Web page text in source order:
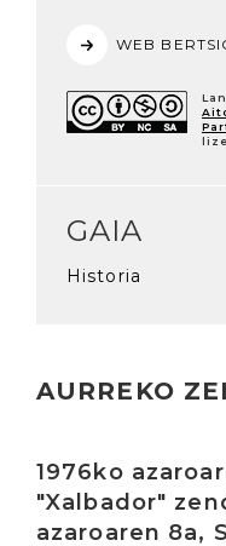
WEB
GAIA
Historia
AURREKO
1976ko
"Xalbador"
azaroaren 8a,